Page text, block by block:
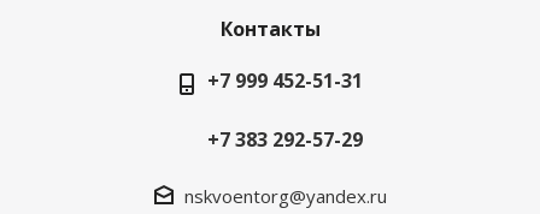
Контакты
+7 999 452-51-31
+7 383 292-57-29
nskvoentorg@yandex.ru